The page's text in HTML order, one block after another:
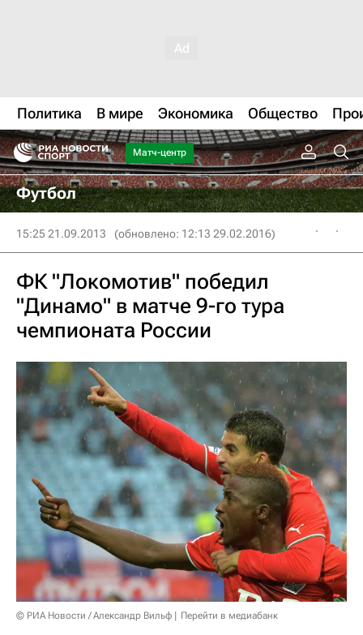
Политика В мире Экономика Общество
Матч-центр
Футбол
15:25 21.09.2013 (обновлено: 12:13 29.02.2016)
ФК "Локомотив" победил
"Динамо" в матче 9-го тура
чемпионата России
© РИА Новости / Александр Вильф Перейти в медиабанк